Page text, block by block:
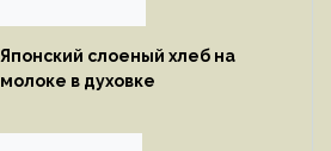
Японский слоеный хлеб на
молоке в духовке